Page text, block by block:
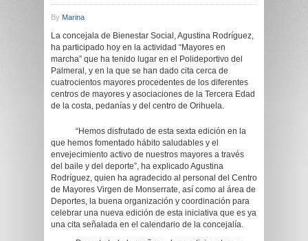
By Marina
La concejala de Bienestar Social, Agustina Rodríguez,
ha participado hoy en la actividad “Mayores en
marcha” que ha tenido lugar en el Polideportivo del
Palmeral, y en la que se han dado cita cerca de
cuatrocientos mayores procedentes de los diferentes
centros de mayores y asociaciones de la Tercera Edad
de la costa, pedanías y del centro de Orihuela.
“Hemos disfrutado de esta sexta edición en la
que hemos fomentado hábito saludables y el
envejecimiento activo de nuestros mayores a través
del baile y del deporte”, ha explicado Agustina
Rodríguez, quien ha agradecido al personal del Centro
de Mayores Virgen de Monserrate, así como al área de
Deportes, la buena organización y coordinación para
celebrar una nueva edición de esta iniciativa que es ya
una cita señalada en el calendario de la concejalía.